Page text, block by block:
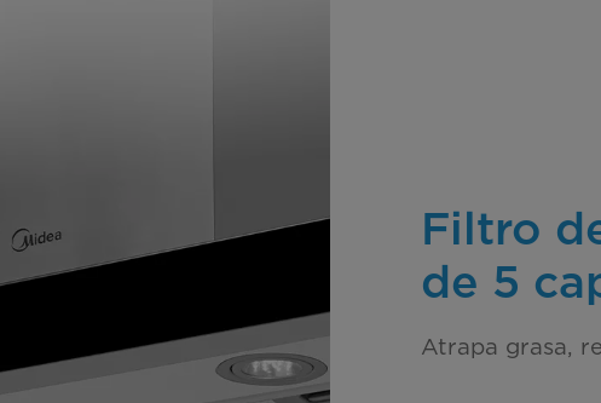
Filtro
de 5
Atrapa grasa,